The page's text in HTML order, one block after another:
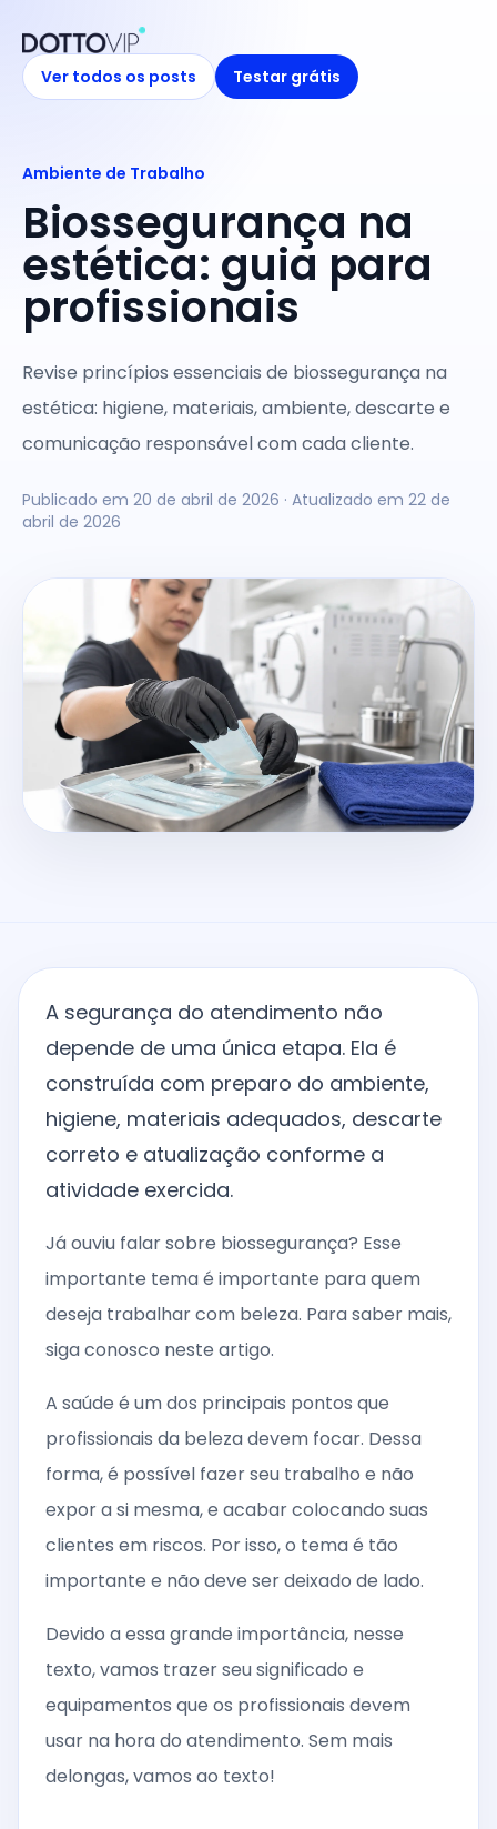
Ver todos os posts Testar grátis
Ambiente de Trabalho
Biossegurança na
estética: guia para
profissionais
Revise princípios essenciais de biossegurança na
estética: higiene, materiais, ambiente, descarte e
comunicação responsável com cada cliente.
Publicado em 20 de abril de 2026 · Atualizado em 22 de
abril de 2026
A segurança do atendimento não
depende de uma única etapa. Ela é
construída com preparo do ambiente,
higiene, materiais adequados, descarte
correto e atualização conforme a
atividade exercida.
Já ouviu falar sobre biossegurança? Esse
importante tema é importante para quem
deseja trabalhar com beleza. Para saber mais,
siga conosco neste artigo.
A saúde é um dos principais pontos que
profissionais da beleza devem focar. Dessa
forma, é possível fazer seu trabalho e não
expor a si mesma, e acabar colocando suas
clientes em riscos. Por isso, o tema é tão
importante e não deve ser deixado de lado.
Devido a essa grande importância, nesse
texto, vamos trazer seu significado e
equipamentos que os profissionais devem
usar na hora do atendimento. Sem mais
delongas, vamos ao texto!